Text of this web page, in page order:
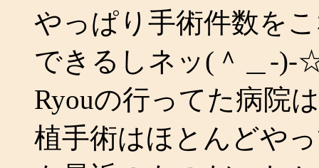
やっぱり手術件数を
できるしネッ(＾＿-)-
Ryouの行ってた病院
植手術はほとんどや